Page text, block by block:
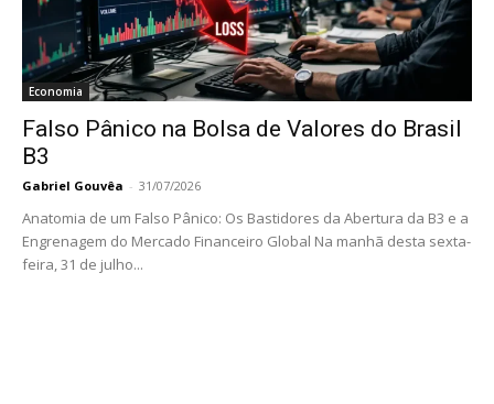
Economia
Falso Pânico na Bolsa de Valores do Brasil
B3
Gabriel Gouvêa - 31/07/2026
Anatomia de um Falso Pânico: Os Bastidores da Abertura da B3 e a
Engrenagem do Mercado Financeiro Global Na manhã desta sexta-
feira, 31 de julho...